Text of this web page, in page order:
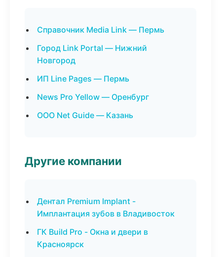
Справочник Media Link — Пермь
Город Link Portal — Нижний
Новгород
ИП Line Pages — Пермь
News Pro Yellow — Оренбург
ООО Net Guide — Казань
Другие компании
Дентал Premium Implant -
Имплантация зубов в Владивосток
ГК Build Pro - Окна и двери в
Красноярск